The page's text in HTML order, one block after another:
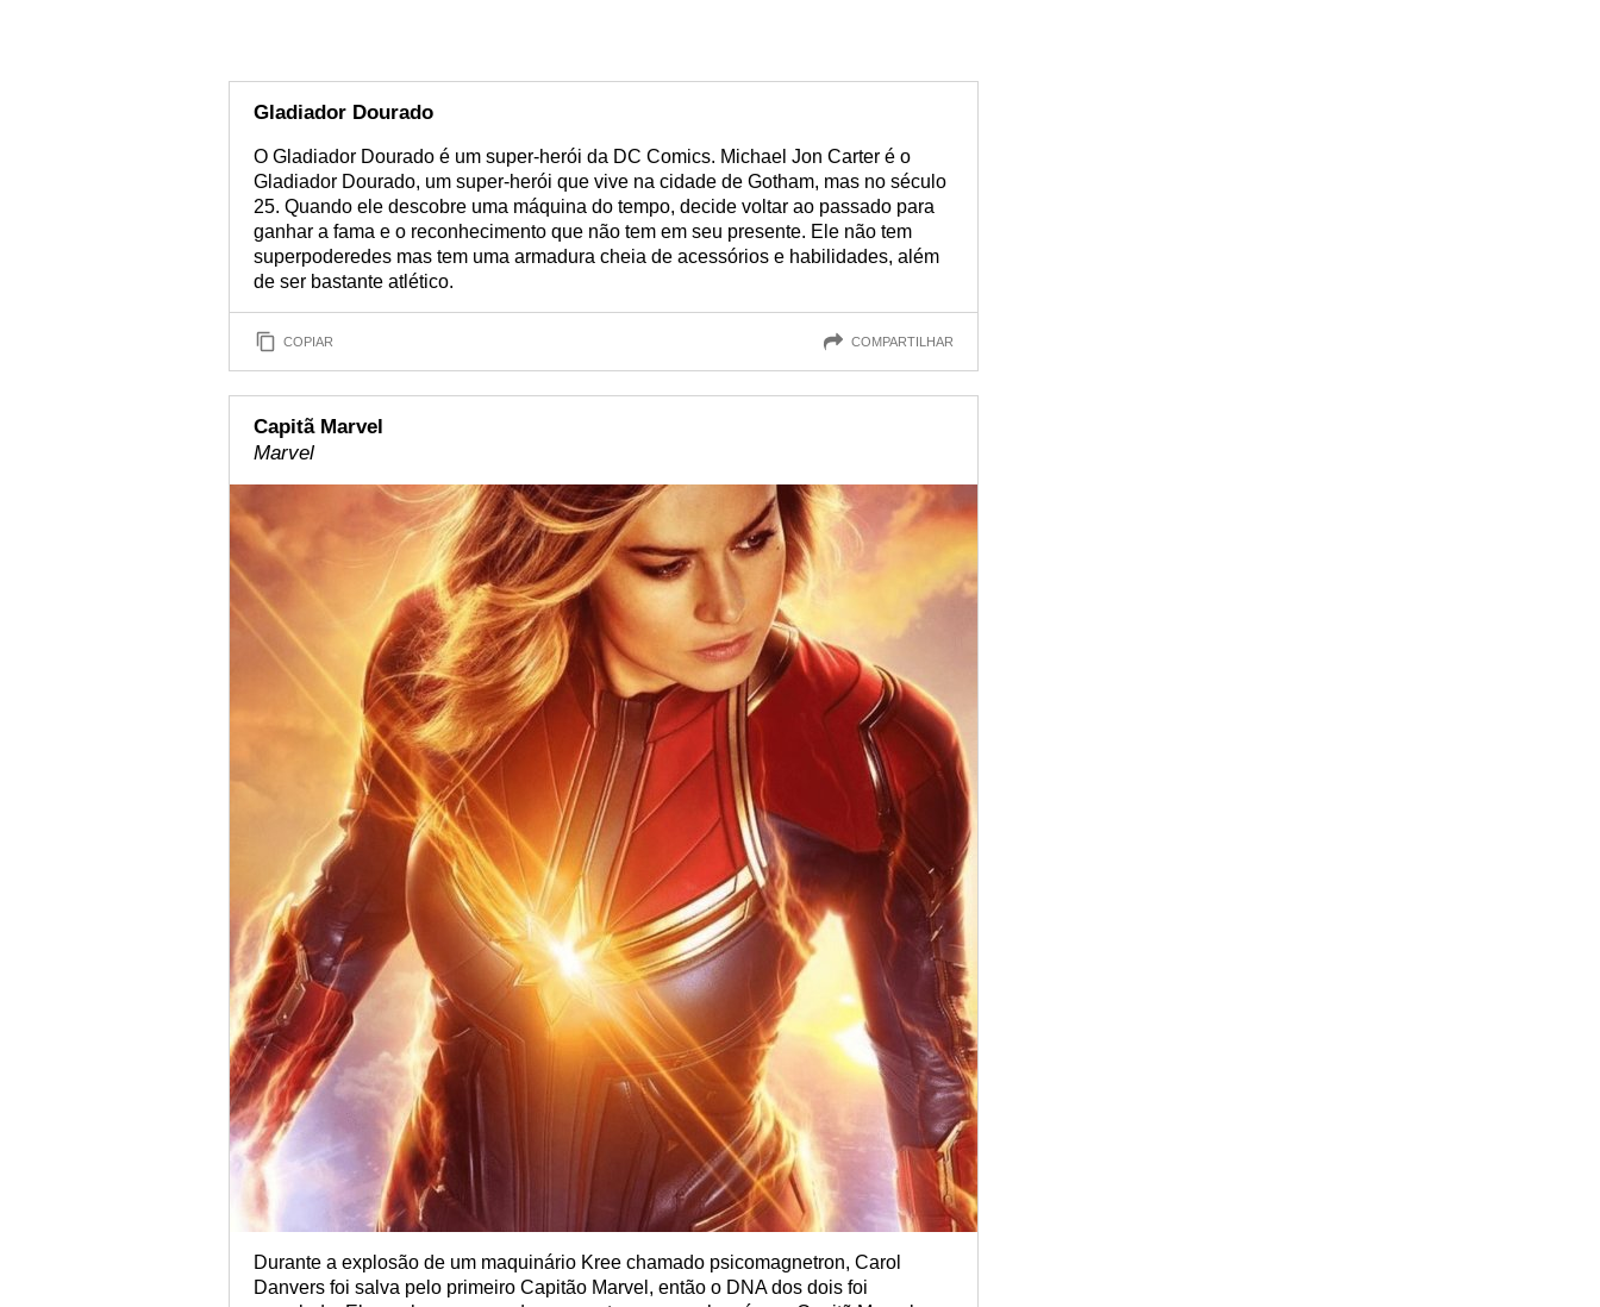
Gladiador Dourado
O Gladiador Dourado é um super-herói da DC Comics. Michael Jon Carter é o
Gladiador Dourado, um super-herói que vive na cidade de Gotham, mas no século
25. Quando ele descobre uma máquina do tempo, decide voltar ao passado para
ganhar a fama e o reconhecimento que não tem em seu presente. Ele não tem
superpoderedes mas tem uma armadura cheia de acessórios e habilidades, além
de ser bastante atlético.
COPIAR COMPARTILHAR
Capitã Marvel
Marvel
Durante a explosão de um maquinário Kree chamado psicomagnetron, Carol
Danvers foi salva pelo primeiro Capitão Marvel, então o DNA dos dois foi